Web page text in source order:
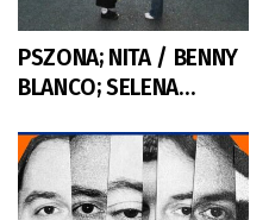
PSZONA; NITA / BENNY
BLANCO; SELENA